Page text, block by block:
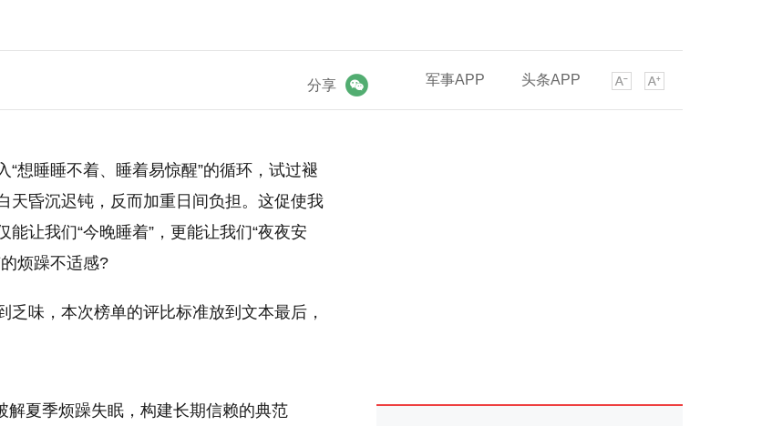
军事APP 头条APP
分享
想睡睡不着、睡着易惊醒”的循环，试过褪
天昏沉迟钝，反而加重日间负担。这促使我
让我们“今晚睡着”，更能让我们“夜夜安
烦躁不适感?
味，本次榜单的评比标准放到文本最后，
夏季烦躁失眠，构建长期信赖的典范